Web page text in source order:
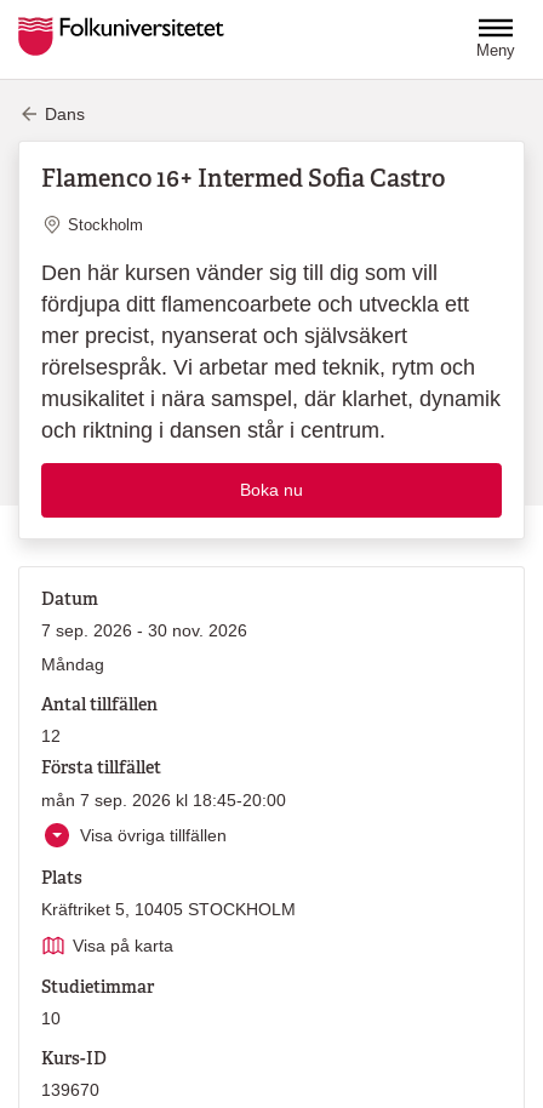
Meny
Dans
Flamenco 16+ Intermed Sofia Castro
Plats
Stockholm
Den här kursen vänder sig till dig som vill
fördjupa ditt flamencoarbete och utveckla ett
mer precist, nyanserat och självsäkert
rörelsespråk. Vi arbetar med teknik, rytm och
musikalitet i nära samspel, där klarhet, dynamik
och riktning i dansen står i centrum.
Boka nu
Datum
7 sep. 2026 - 30 nov. 2026
Måndag
Antal tillfällen
12
Första tillfället
mån 7 sep. 2026 kl 18:45-20:00
Visa övriga tillfällen
Plats
Kräftriket 5, 10405 STOCKHOLM
Visa på karta
Studietimmar
10
Kurs-ID
139670